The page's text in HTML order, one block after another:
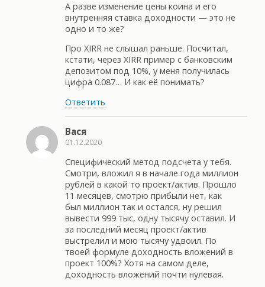
А разве изменение цены коина и его
внутренняя ставка доходности — это не
одно и то же?
Про XIRR не слышал раньше. Посчитал,
кстати, через XIRR пример с банковским
депозитом под 10%, у меня получилась
цифра 0.087… И как её понимать?
Ответить
Вася
01.12.2020
Специфический метод подсчета у тебя.
Смотри, вложил я в начале года миллион
рублей в какой то проект/актив. Прошло
11 месяцев, смотрю прибыли нет, как
был миллион так и остался, ну решил
вывести 999 тыс, одну тысячу оставил. И
за последний месяц проект/актив
выстрелил и мою тысячу удвоил. По
твоей формуле доходность вложений в
проект 100%? Хотя на самом деле,
доходность вложений почти нулевая.